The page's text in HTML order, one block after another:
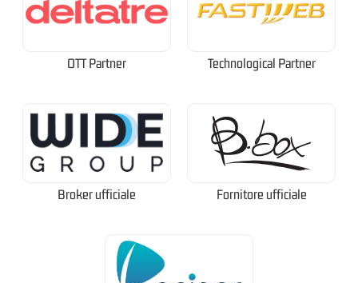
OTT Partner Technological Partner
Broker ufficiale Fornitore ufficiale